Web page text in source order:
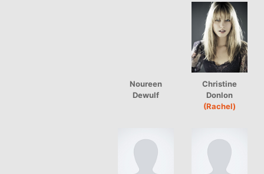
Noureen
Dewulf
Christine
Donlon
(Rachel)